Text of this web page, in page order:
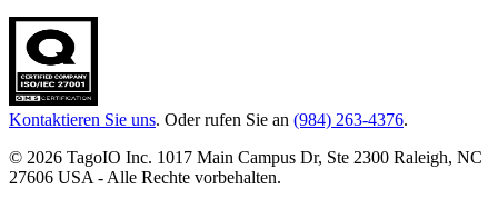
Kontaktieren Sie uns. Oder rufen Sie an (984) 263-4376.
© 2026 TagoIO Inc. 1017 Main Campus Dr, Ste 2300 Raleigh, NC
27606 USA - Alle Rechte vorbehalten.